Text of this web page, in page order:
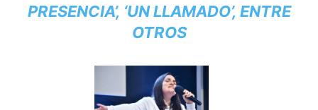
PRESENCIA’, ‘UN LLAMADO’, ENTRE
OTROS